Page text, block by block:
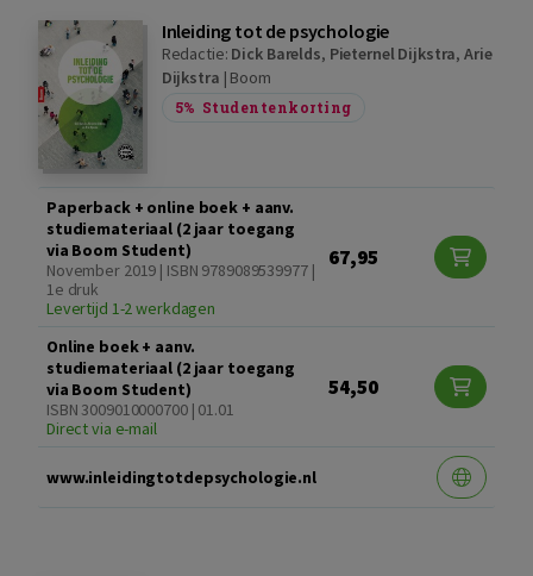
Inleiding tot de psychologie
Redactie: Dick Barelds, Pieternel Dijkstra,Arie
Dijkstra | Boom
5% Studentenkorting
Paperback + online boek + aanv.
studiemateriaal (2 jaar toegang
via Boom Student)
November 2019 | ISBN 9789089539977 |
1e druk
Levertijd 1-2 werkdagen
67,95
Online boek + aanv.
studiemateriaal (2 jaar toegang
via Boom Student)
ISBN 3009010000700 | 01.01
Direct via e-mail
54,50
www.inleidingtotdepsychologie.nl